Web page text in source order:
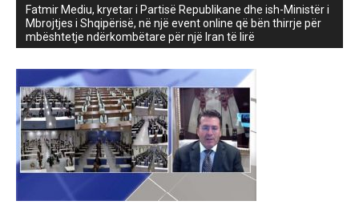
Fatmir Mediu, kryetar i Partisë Republikane dhe ish-Ministër i
Mbrojtjes i Shqipërisë, në një event online që bën thirrje për
mbështetje ndërkombëtare për një Iran të lirë